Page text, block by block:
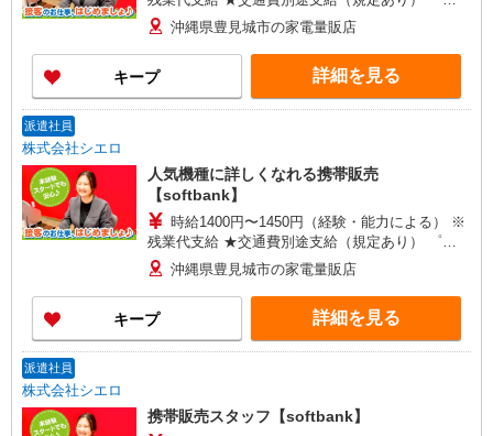
+゜・。○。・゜+゜・。○。・゜+゜ 入社祝い金10
万円支給(規定有) お友達を紹介頂くと, インセンテ
ィブ支給(規定有) ★月2回払い・週払い可能（規程
有）★ ゜・。○。・゜+゜・。○。・゜+゜
沖縄県豊見城市の家電量販店
キープ 詳細を見る
派遣社員
株式会社シエロ
人気機種に詳しくなれる携帯販売
【softbank】
時給1400円〜1450円（経験・能力による） ※
残業代支給 ★交通費別途支給（規定あり） ゜
+゜・。○。・゜+゜・。○。・゜+゜ 入社祝い金10
万円支給(規定有) お友達を紹介頂くと, インセンテ
ィブ支給(規定有) ★月2回払い・週払い可能（規程
有）★ ゜・。○。・゜+゜・。○。・゜+゜
沖縄県豊見城市の家電量販店
キープ 詳細を見る
派遣社員
株式会社シエロ
携帯販売スタッフ【softbank】